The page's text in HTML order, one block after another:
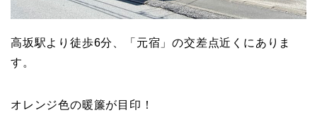
高坂駅より徒歩6分、「元宿」の交差点近くにありま
す。
オレンジ色の暖簾が目印！